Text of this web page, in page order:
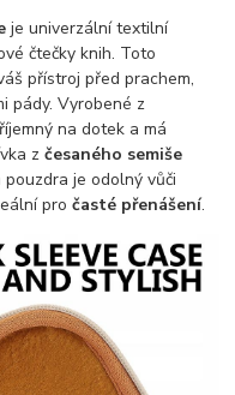
je univerzální textilní
čtečky knih. Toto
přístroj před prachem,
pády. Vyrobené z
na dotek a má
zčesaného semiše
je odolný vůči
pro časté přenášení.